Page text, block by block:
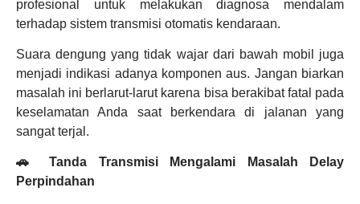
profesional untuk melakukan diagnosa mendalam
terhadap sistem transmisi otomatis kendaraan.
Suara dengung yang tidak wajar dari bawah mobil juga
menjadi indikasi adanya komponen aus. Jangan biarkan
masalah ini berlarut-larut karena bisa berakibat fatal pada
keselamatan Anda saat berkendara di jalanan yang
sangat terjal.
🚗 Tanda Transmisi Mengalami Masalah Delay
Perpindahan